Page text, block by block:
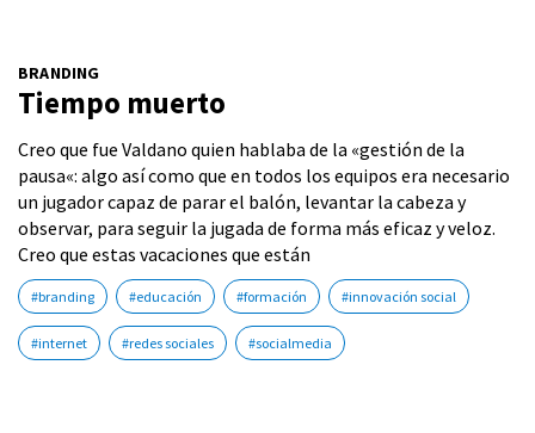
BRANDING
Tiempo muerto
Creo que fue Valdano quien hablaba de la «gestión de la
pausa«: algo así como que en todos los equipos era necesario
un jugador capaz de parar el balón, levantar la cabeza y
observar, para seguir la jugada de forma más eficaz y veloz.
Creo que estas vacaciones que están
#branding #educación #formación #innovación social
#internet #redes sociales #socialmedia